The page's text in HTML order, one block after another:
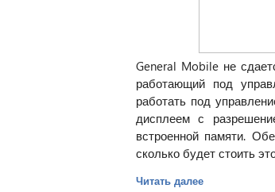
General Mobile не
работающий под
работать под
дисплеем с
встроенной памяти.
сколько будет стоить
Читать далее